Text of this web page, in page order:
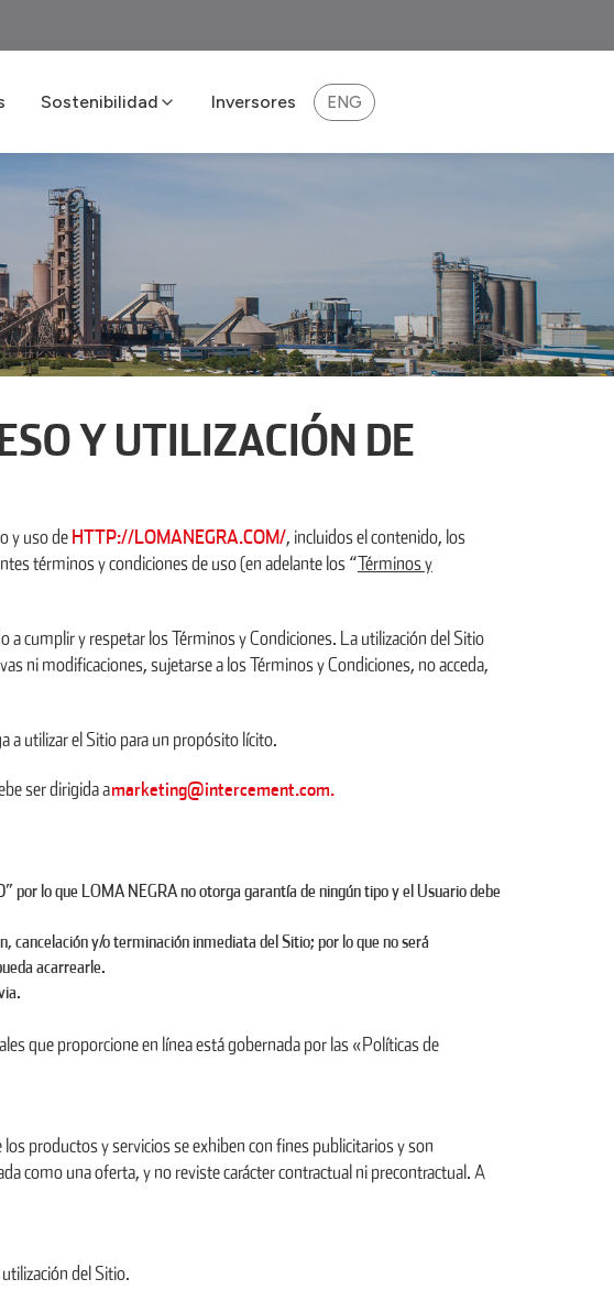
Sostenibilidad
Sostenibilidad 2025
Programa Impulsar
Inversores ENG
Y UTILIZACIÓN DE
y uso deHTTP://LOMANEGRA.COM/, incluidos el contenido, los
términos y condiciones de uso (en adelante los “Términos y
a cumplir y respetar los Términos y Condiciones. La utilización del Sitio
ni modificaciones, sujetarse a los Términos y Condiciones, no acceda,
a utilizar el Sitio para un propósito lícito.
ser dirigida amarketing@intercement.com.
por lo que LOMA NEGRA no otorga garantía de ningún tipo y el Usuario debe
cancelación y/o terminación inmediata del Sitio; por lo que no será
acarrearle.
que proporcione en línea está gobernada por las «Políticas de
productos y servicios se exhiben con fines publicitarios y son
como una oferta, y no reviste carácter contractual ni precontractual. A
del Sitio.